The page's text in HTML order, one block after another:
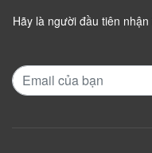
Hãy là người đầu tiên